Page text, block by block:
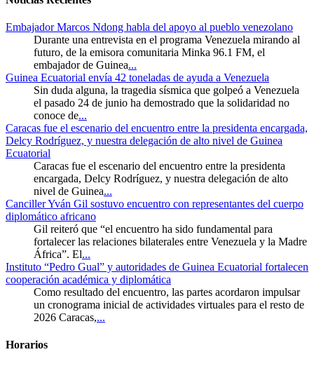
Embajador Marcos Ndong habla del apoyo al pueblo venezolano
Durante una entrevista en el programa Venezuela mirando al
futuro, de la emisora comunitaria Minka 96.1 FM, el
embajador de Guinea...
Guinea Ecuatorial envía 42 toneladas de ayuda a Venezuela
Sin duda alguna, la tragedia sísmica que golpeó a Venezuela
el pasado 24 de junio ha demostrado que la solidaridad no
conoce de...
Caracas fue el escenario del encuentro entre la presidenta encargada,
Delcy Rodríguez, y nuestra delegación de alto nivel de Guinea
Ecuatorial
Caracas fue el escenario del encuentro entre la presidenta
encargada, Delcy Rodríguez, y nuestra delegación de alto
nivel de Guinea...
Canciller Yván Gil sostuvo encuentro con representantes del cuerpo
diplomático africano
Gil reiteró que “el encuentro ha sido fundamental para
fortalecer las relaciones bilaterales entre Venezuela y la Madre
África”. El...
Instituto “Pedro Gual” y autoridades de Guinea Ecuatorial fortalecen
cooperación académica y diplomática
Como resultado del encuentro, las partes acordaron impulsar
un cronograma inicial de actividades virtuales para el resto de
2026 Caracas,...
Horarios